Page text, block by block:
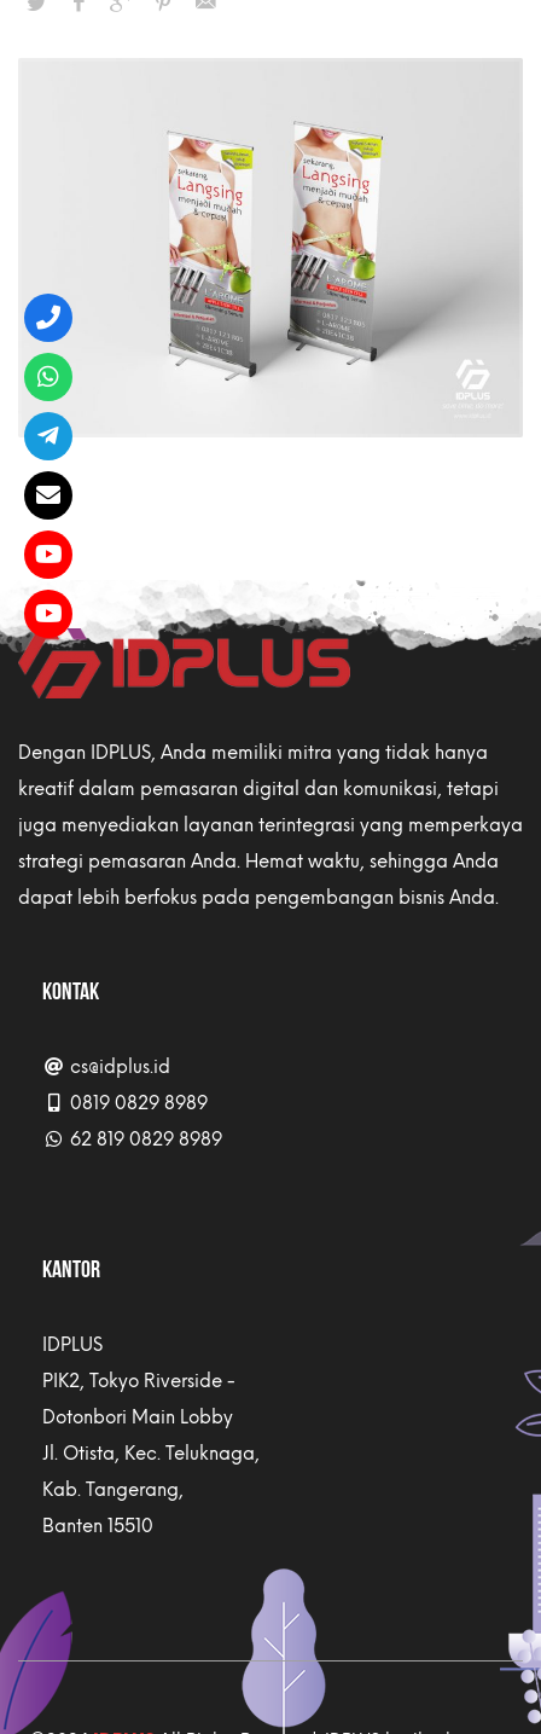
Dengan IDPLUS, Anda memiliki mitra yang tidak hanya
kreatif dalam pemasaran digital dan komunikasi, tetapi
juga menyediakan layanan terintegrasi yang memperkaya
strategi pemasaran Anda. Hemat waktu, sehingga Anda
dapat lebih berfokus pada pengembangan bisnis Anda.
KONTAK
cs@idplus.id
0819 0829 8989
62 819 0829 8989
KANTOR
IDPLUS
PIK2, Tokyo Riverside -
Dotonbori Main Lobby
Jl. Otista, Kec. Teluknaga,
Kab. Tangerang,
Banten 15510